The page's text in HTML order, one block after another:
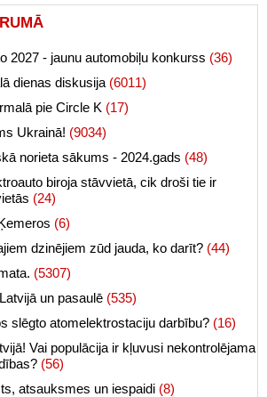
2027 - jaunu automobiļu konkurss (36)
dienas diskusija (6011)
pie Circle K (17)
Ukrainā! (9034)
norieta sākums - 2024.gads (48)
biroja stāvvietā, cik droši tie ir
(24)
(6)
dzinējiem zūd jauda, ko darīt? (44)
(5307)
un pasaulē (535)
slēgto atomelektrostaciju darbību? (16)
Vai populācija ir kļuvusi nekontrolējama
(56)
atsauksmes un iespaidi (8)